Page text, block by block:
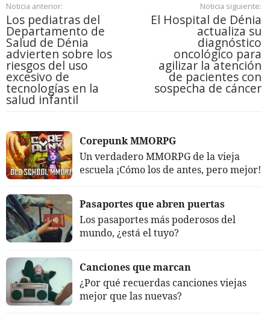
Noticia anterior:
Los pediatras del
Departamento de
Salud de Dénia
advierten sobre los
riesgos del uso
excesivo de
tecnologías en la
salud infantil
Noticia siguiente:
El Hospital de Dénia
actualiza su
diagnóstico
oncológico para
agilizar la atención
de pacientes con
sospecha de cáncer
Corepunk MMORPG
Un verdadero MMORPG de la vieja
escuela ¡Cómo los de antes, pero mejor!
Pasaportes que abren puertas
Los pasaportes más poderosos del
mundo, ¿está el tuyo?
Canciones que marcan
¿Por qué recuerdas canciones viejas
mejor que las nuevas?